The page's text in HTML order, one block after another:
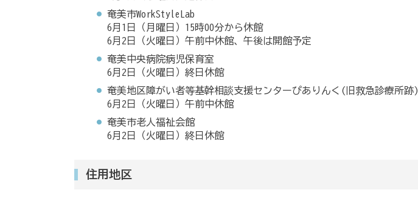
奄美市WorkStyleLab
6月1日（月曜日）15時00分から休館
6月2日（火曜日）午前中休館、午後は開館予定
奄美中央病院病児保育室
6月2日（火曜日）終日休館
奄美地区障がい者等基幹相談支援センターぴありんく(旧救急診療所跡)
6月2日（火曜日）午前中休館
奄美市老人福祉会館
6月2日（火曜日）終日休館
住用地区